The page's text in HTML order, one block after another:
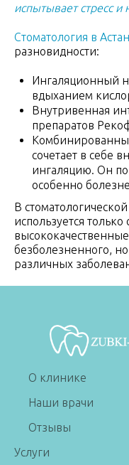
испытывает стресс и
Стоматология в
разновидности:
Ингаляционный
вдыханием
Внутривенная
препаратов
сочетает в себе
ингаляцию. Он
особенно
В
используется
безболезненного,
различных
О клинике
Наши врачи
Отзывы
Услуги